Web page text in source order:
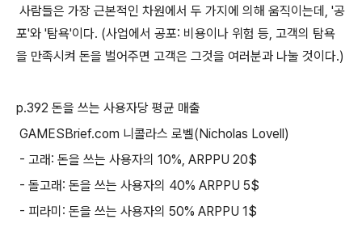
사람들은 가장 근본적인 차원에서 두 가지에 의해 움직이는데, '공
포'와 '탐욕'이다. (사업에서 공포: 비용이나 위험 등, 고객의 탐욕
을 만족시켜 돈을 벌어주면 고객은 그것을 여러분과 나눌 것이다.)
p.392 돈을 쓰는 사용자당 평균 매출
GAMESBrief.com 니콜라스 로벨(Nicholas Lovell)
- 고래: 돈을 쓰는 사용자의 10%, ARPPU 20$
- 돌고래: 돈을 쓰는 사용자의 40% ARPPU 5$
- 피라미: 돈을 쓰는 사용자의 50% ARPPU 1$